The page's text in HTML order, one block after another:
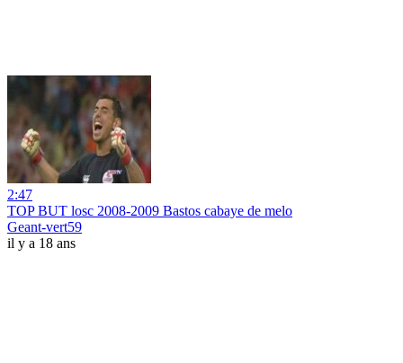
2:47
TOP BUT losc 2008-2009 Bastos cabaye de melo
Geant-vert59
il y a 18 ans